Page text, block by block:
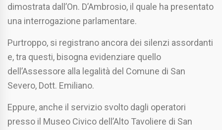
dimostrata dall’On. D’Ambrosio, il quale ha presentato
una interrogazione parlamentare.
Purtroppo, si registrano ancora dei silenzi assordanti
e, tra questi, bisogna evidenziare quello
dell’Assessore alla legalità del Comune di San
Severo, Dott. Emiliano.
Eppure, anche il servizio svolto dagli operatori
presso il Museo Civico dell’Alto Tavoliere di San